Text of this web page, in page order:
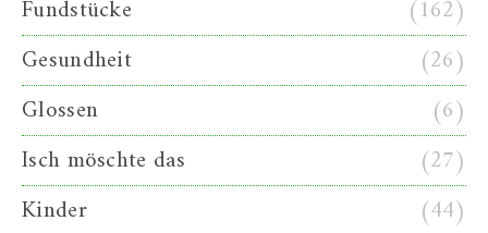
Fundstücke
(162)
Gesundheit
(26)
Glossen
(6)
Isch möschte das
(27)
Kinder
(44)